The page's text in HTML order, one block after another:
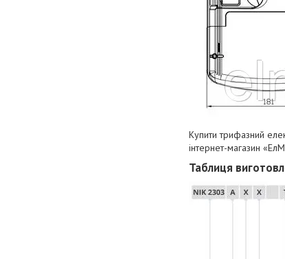
Купити трифазний
інтернет-магазин
Таблиця